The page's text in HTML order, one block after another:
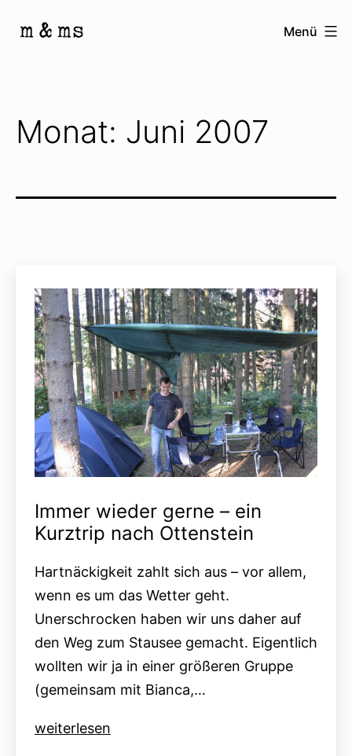
Inhalt
&
Menü
Monat: Juni 2007
Immer wieder gerne – ein
Kurztrip nach Ottenstein
Hartnäckigkeit zahlt sich aus – vor allem,
wenn es um das Wetter geht.
Unerschrocken haben wir uns daher auf
den Weg zum Stausee gemacht. Eigentlich
wollten wir ja in einer größeren Gruppe
(gemeinsam mit Bianca,…
Immer
weiterlesen